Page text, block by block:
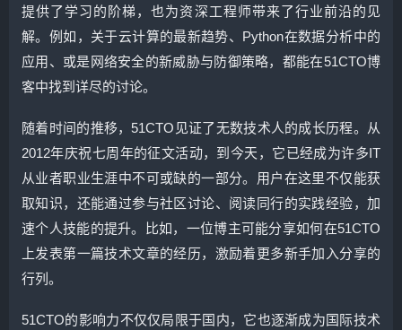
提供了学习的阶梯，也为资深工程师带来了行业前沿的见
解。例如，关于云计算的最新趋势、Python在数据分析中的
应用、或是网络安全的新威胁与防御策略，都能在51CTO博
客中找到详尽的讨论。
随着时间的推移，51CTO见证了无数技术人的成长历程。从
2012年庆祝七周年的征文活动，到今天，它已经成为许多IT
从业者职业生涯中不可或缺的一部分。用户在这里不仅能获
取知识，还能通过参与社区讨论、阅读同行的实践经验，加
速个人技能的提升。比如，一位博主可能分享如何在51CTO
上发表第一篇技术文章的经历，激励着更多新手加入分享的
行列。
51CTO的影响力不仅仅局限于国内，它也逐渐成为国际技术